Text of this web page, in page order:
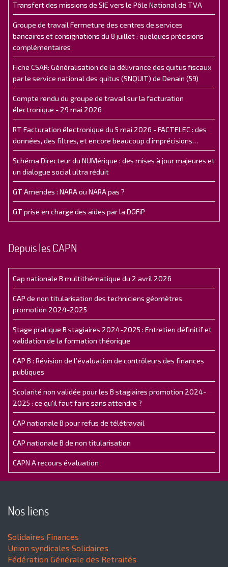
Transfert des missions de SIE vers le Pôle National de TVA
Groupe de travail Fermeture des centres de services
bancaires et consignations du 8 juillet : quelques précisions
complémentaires
Fiche CSAR: Généralisation de la délivrance des quitus fiscaux
par le service national des quitus (SNQUIT) de Denain (59)
Compte rendu du groupe de travail sur la facturation
électronique - 29 mai 2026
RT Facturation électronique du 5 mai 2026 - FACTELEC : des
données, des filtres, et encore beaucoup d’imprécisions…
Schéma Directeur du NUMérique : des mises à jour majeures et
un dialogue social ultra réduit
GT Amendes : NARA ou NARA pas ?
GT prise en charge des aides par la DGFiP
Depuis les CAPN
Cap nationale B multithématique du 2 avril 2026
CAP de non titularisation des techniciens géomètres
promotion 2024-2025
Stage pratique B stagiaires 2024-2025 : Entretien définitif et
validation de la formation théorique
CAP B : Révision de l’évaluation de contrôleurs des finances
publiques
Scolarité non validée pour les B stagiaires promotion 2024-
2025 : ce qu'il faut faire sans attendre ?
CAP nationale B pour refus de télétravail
CAP nationale B de non titularisation
CAPN A recours évaluation
Nos liens
Solidaires Finances
Union syndicales Solidaires
Fédération Générale des Retraités